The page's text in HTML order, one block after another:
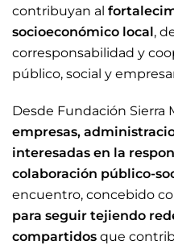
contribuyan al
socioeconómico local,
corresponsabilidad y
público, social y
Desde Fundación Sierra
empresas,
interesadas en la
colaboración público-
encuentro, concebido
para seguir tejiendo
compartidos que